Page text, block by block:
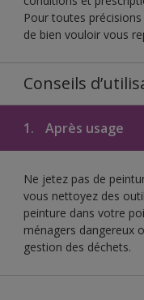
Pour toutes
de bien vouloir vous
Conseils
1. Après usage
Ne jetez pas de
vous nettoyez des
peinture dans votre
ménagers dangereux
gestion des déchets.